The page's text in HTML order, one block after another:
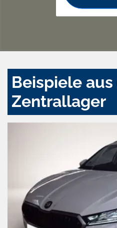
Beispiele
Zentrallager